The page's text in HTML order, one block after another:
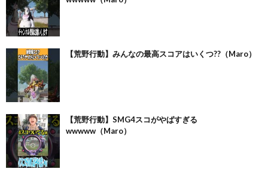
【荒野行動】みんなの最高スコアはいくつ??（Maro）
【荒野行動】SMG4スコがやばすぎる
wwwww（Maro）